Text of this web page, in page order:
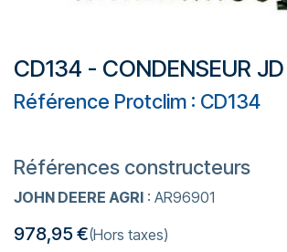
CD134 - CONDENSEUR JD
Référence Protclim : CD134
Références constructeurs
JOHN DEERE AGRI : AR96901
978,95€(Hors taxes)